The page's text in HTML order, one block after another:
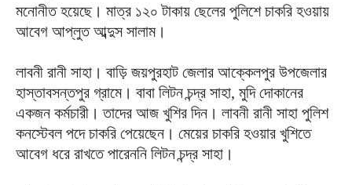
মনোনীত হয়েছে। মাত্র ১২০ টাকায় ছেলের পুলিশে চাকরি হওয়ায়
আবেগ আপ্লুত আব্দুস সালাম।
লাবনী রানী সাহা। বাড়ি জয়পুরহাট জেলার আক্কেলপুর উপজেলার
হাস্তাবসন্তপুর গ্রামে। বাবা লিটন চন্দ্র সাহা, মুদি দোকানের
একজন কর্মচারী। তাদের আজ খুশির দিন। লাবনী রানী সাহা পুলিশ
কনস্টেবল পদে চাকরি পেয়েছেন। মেয়ের চাকরি হওয়ার খুশিতে
আবেগ ধরে রাখতে পারেননি লিটন চন্দ্র সাহা।